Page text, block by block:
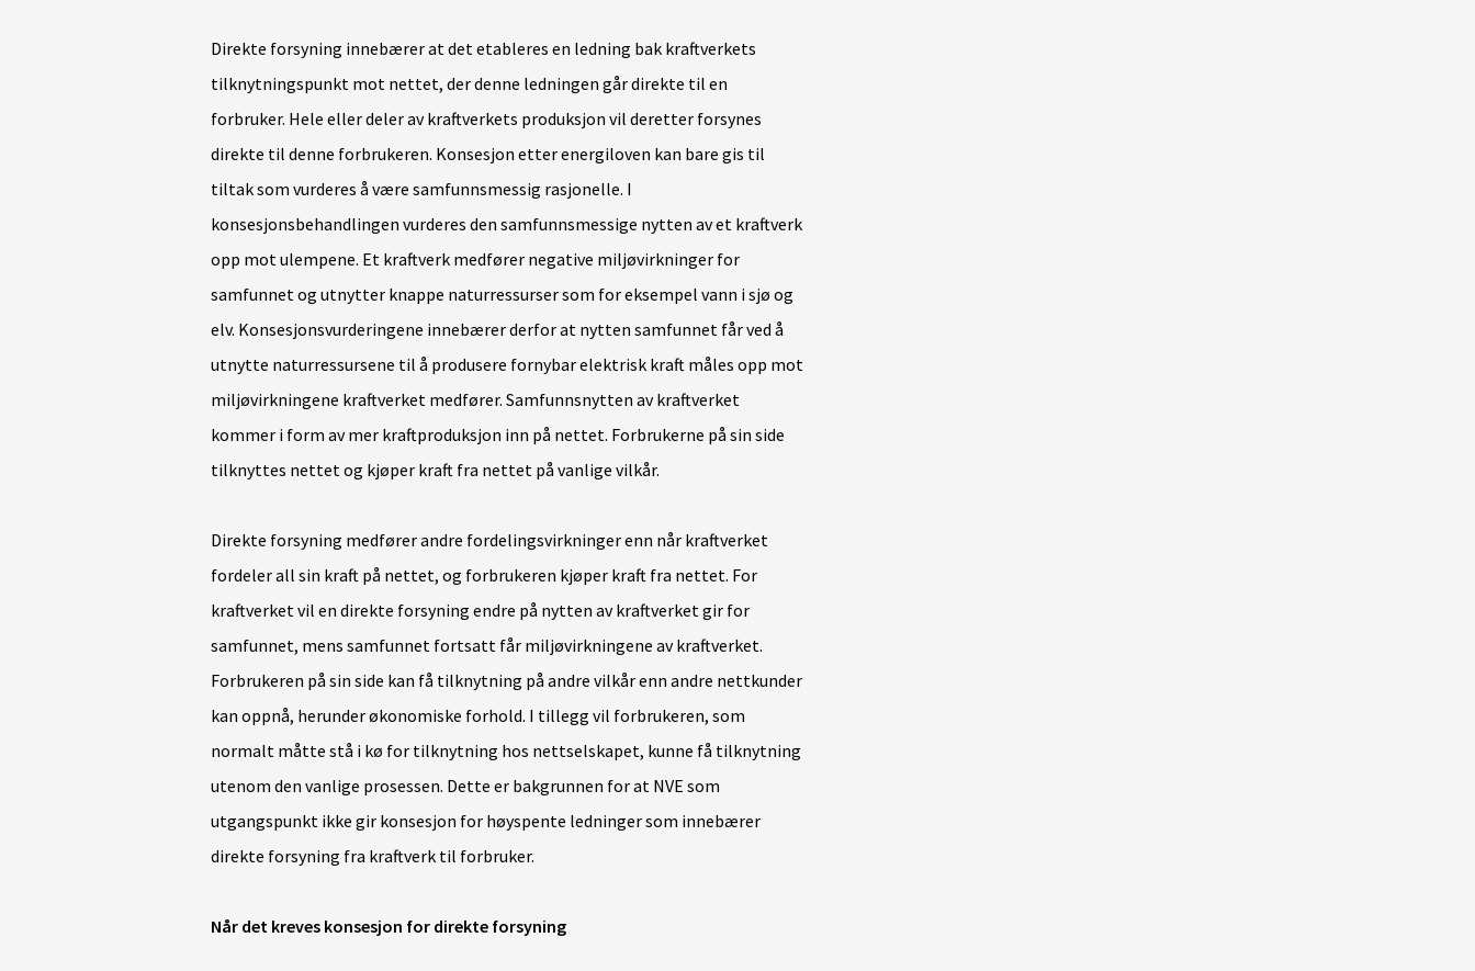
Direkte forsyning innebærer at det etableres en ledning bak kraftverkets
tilknytningspunkt mot nettet, der denne ledningen går direkte til en
forbruker. Hele eller deler av kraftverkets produksjon vil deretter forsynes
direkte til denne forbrukeren. Konsesjon etter energiloven kan bare gis til
tiltak som vurderes å være samfunnsmessig rasjonelle. I
konsesjonsbehandlingen vurderes den samfunnsmessige nytten av et kraftverk
opp mot ulempene. Et kraftverk medfører negative miljøvirkninger for
samfunnet og utnytter knappe naturressurser som for eksempel vann i sjø og
elv. Konsesjonsvurderingene innebærer derfor at nytten samfunnet får ved å
utnytte naturressursene til å produsere fornybar elektrisk kraft måles opp mot
miljøvirkningene kraftverket medfører. Samfunnsnytten av kraftverket
kommer i form av mer kraftproduksjon inn på nettet. Forbrukerne på sin side
tilknyttes nettet og kjøper kraft fra nettet på vanlige vilkår.
Direkte forsyning medfører andre fordelingsvirkninger enn når kraftverket
fordeler all sin kraft på nettet, og forbrukeren kjøper kraft fra nettet. For
kraftverket vil en direkte forsyning endre på nytten av kraftverket gir for
samfunnet, mens samfunnet fortsatt får miljøvirkningene av kraftverket.
Forbrukeren på sin side kan få tilknytning på andre vilkår enn andre nettkunder
kan oppnå, herunder økonomiske forhold. I tillegg vil forbrukeren, som
normalt måtte stå i kø for tilknytning hos nettselskapet, kunne få tilknytning
utenom den vanlige prosessen. Dette er bakgrunnen for at NVE som
utgangspunkt ikke gir konsesjon for høyspente ledninger som innebærer
direkte forsyning fra kraftverk til forbruker.
Når det kreves konsesjon for direkte forsyning